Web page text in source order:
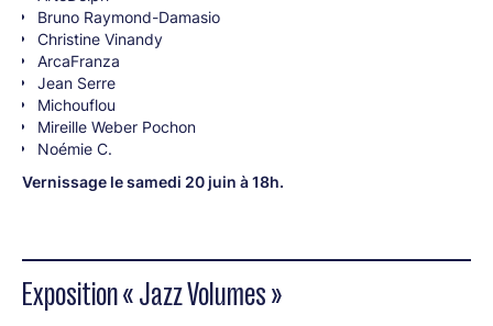
Bruno Raymond-Damasio
Christine Vinandy
ArcaFranza
Jean Serre
Michouflou
Mireille Weber Pochon
Noémie C.
Vernissage le samedi 20 juin à 18h.
Exposition « Jazz Volumes »